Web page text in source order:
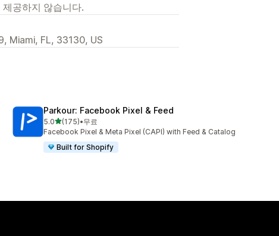
공하지 않습니다.
Miami, FL, 33130, US
Parkour: Facebook Pixel & Feed
5.0별 5개 중
(175)
총 리뷰 175개
•무료
Facebook Pixel & Meta Pixel (CAPI) with Feed & Catalog
Built for Shopify